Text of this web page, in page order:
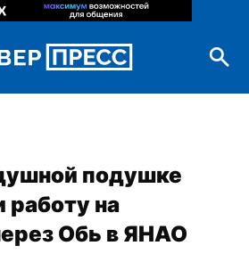
подушке
работу на
Обь в ЯНАО